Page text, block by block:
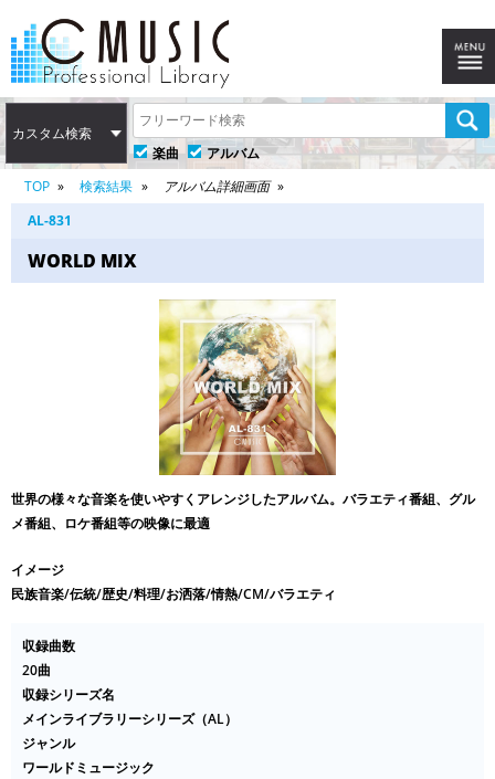
カスタム検索
楽曲
アルバム
TOP
検索結果
アルバム詳細画面
AL-831
WORLD MIX
世界の様々な音楽を使いやすくアレンジしたアルバム。バラエティ番組、グル
メ番組、ロケ番組等の映像に最適
イメージ
民族音楽/伝統/歴史/料理/お洒落/情熱/CM/バラエティ
収録曲数
20曲
収録シリーズ名
メインライブラリーシリーズ（AL）
ジャンル
ワールドミュージック